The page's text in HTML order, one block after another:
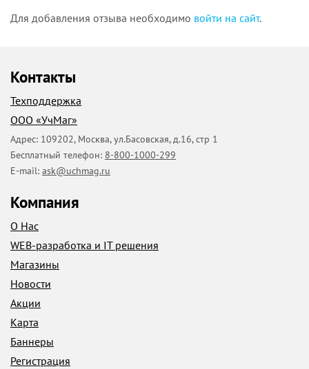
Для добавления отзыва необходимо войти на сайт.
Контакты
Техподдержка
ООО «УчМаг»
Адрес: 109202, Москва,ул.Басовская, д.16, стр 1
Бесплатный телефон: 8-800-1000-299
E-mail: ask@uchmag.ru
Компания
О Нас
WEB-разработка и IT решения
Магазины
Новости
Акции
Карта
Баннеры
Регистрация